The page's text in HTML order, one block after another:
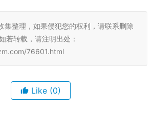
集整理，如果侵犯您的权利，请联系删除
若转载，请注明出处：
76601.html
Like (0)